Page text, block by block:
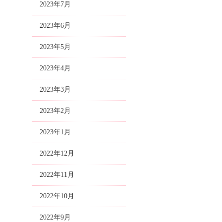
2023年7月
2023年6月
2023年5月
2023年4月
2023年3月
2023年2月
2023年1月
2022年12月
2022年11月
2022年10月
2022年9月